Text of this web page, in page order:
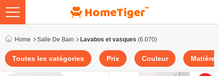
Home Salle De Bain Lavabos et vasques (6.070)
Toutes les catégories Prix Couleur Matière